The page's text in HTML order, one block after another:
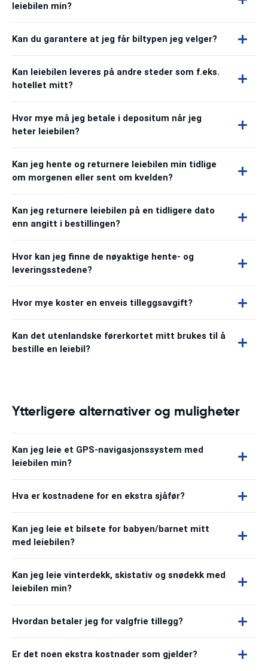
leiebilen min?
Kan du garantere at jeg får biltypen jeg velger?
Kan leiebilen leveres på andre steder som f.eks.
hotellet mitt?
Hvor mye må jeg betale i depositum når jeg
heter leiebilen?
Kan jeg hente og returnere leiebilen min tidlige
om morgenen eller sent om kvelden?
Kan jeg returnere leiebilen på en tidligere dato
enn angitt i bestillingen?
Hvor kan jeg finne de nøyaktige hente- og
leveringsstedene?
Hvor mye koster en enveis tilleggsavgift?
Kan det utenlandske førerkortet mitt brukes til å
bestille en leiebil?
Ytterligere alternativer og muligheter
Kan jeg leie et GPS-navigasjonssystem med
leiebilen min?
Hva er kostnadene for en ekstra sjåfør?
Kan jeg leie et bilsete for babyen/barnet mitt
med leiebilen?
Kan jeg leie vinterdekk, skistativ og snødekk med
leiebilen min?
Hvordan betaler jeg for valgfrie tillegg?
Er det noen ekstra kostnader som gjelder?